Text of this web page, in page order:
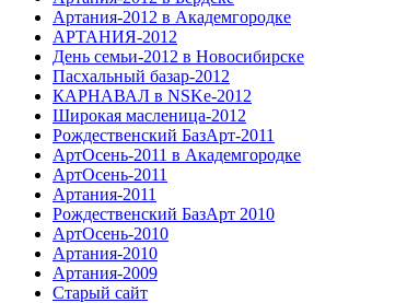
Артания-2012 в Академгородке
АРТАНИЯ-2012
День семьи-2012 в Новосибирске
Пасхальный базар-2012
КАРНАВАЛ в NSKe-2012
Широкая масленица-2012
Рождественский БазАрт-2011
АртОсень-2011 в Академгородке
АртОсень-2011
Артания-2011
Рождественский БазАрт 2010
АртОсень-2010
Артания-2010
Артания-2009
Старый сайт